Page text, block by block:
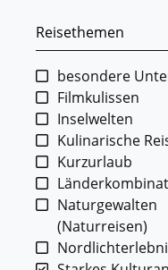
Reisethemen
besondere
Filmkulissen
Inselwelten
Kulinarische
Kurzurlaub
Naturgewalten
(Naturreisen)